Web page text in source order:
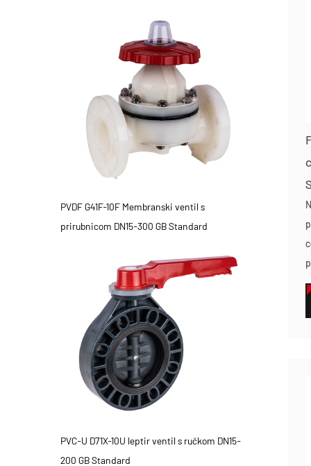
PVDF G41F-10F Membranski ventil s
prirubnicom DN15-300 GB Standard
PVC-U D71X-10U leptir ventil s ručkom DN15-
200 GB Standard